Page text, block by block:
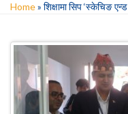
Home» शिक्षामा सिप ‘स्केचिङ